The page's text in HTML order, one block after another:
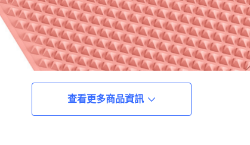
查看更多商品資訊